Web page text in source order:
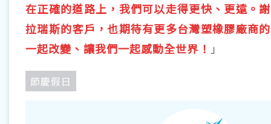
在正確的道路上，我們可以走得更快、更遠。
拉瑞斯的客戶，也期待有更多台灣塑橡膠廠商
一起改變、讓我們一起感動全世界！ 」
節慶假日